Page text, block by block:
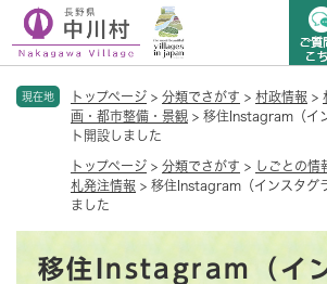
現在地 トップページ > 分類でさがす > 村政情報 >
画・都市整備・景観 > 移住Instagram（イ
ト開設しました
トップページ > 分類でさがす > しごとの情
札発注情報 > 移住Instagram（インスタグ
ました
移住Instagram（イ